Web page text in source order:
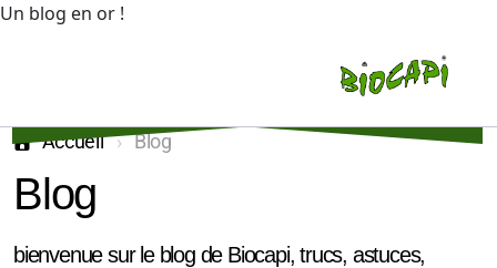
Un blog en or !
Accueil Blog
Blog
bienvenue sur le blog de Biocapi, trucs, astuces,